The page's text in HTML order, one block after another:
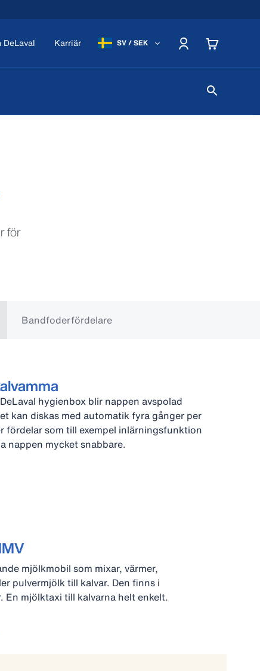
DeLaval Karriär SV / SEK
för
Bandfoderfördelare
hygienbox blir nappen avspolad
kan diskas med automatik fyra gånger per
fördelar som till exempel inlärningsfunktion
nappen mycket snabbare.
mjölkmobil som mixar, värmer,
pulvermjölk till kalvar. Den finns i
En mjölktaxi till kalvarna helt enkelt.